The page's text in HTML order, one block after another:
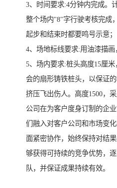
3、时间要求:4分钟内完成。
整个场内"8"字行驶考核完成
起步和结束时都要鸣号示意；
4、场地标线要求:用油漆描画
5、场内要求:桩头高度15厘
会的扇形铸铁桩头，以保证
挤压飞出伤人。高度1500，
公司在为客户度身订制的企
们融入对客户公司和市场变
面紧密协作，始终保持对结
够获得可持续的竞争优势，
队，并保证成果持续有效。